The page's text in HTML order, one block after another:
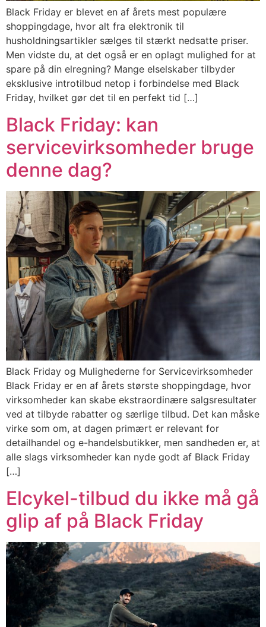
Black Friday er blevet en af årets mest populære
shoppingdage, hvor alt fra elektronik til
husholdningsartikler sælges til stærkt nedsatte priser.
Men vidste du, at det også er en oplagt mulighed for at
spare på din elregning? Mange elselskaber tilbyder
eksklusive introtilbud netop i forbindelse med Black
Friday, hvilket gør det til en perfekt tid […]
Black Friday: kan
servicevirksomheder bruge
denne dag?
Black Friday og Mulighederne for Servicevirksomheder
Black Friday er en af årets største shoppingdage, hvor
virksomheder kan skabe ekstraordinære salgsresultater
ved at tilbyde rabatter og særlige tilbud. Det kan måske
virke som om, at dagen primært er relevant for
detailhandel og e-handelsbutikker, men sandheden er, at
alle slags virksomheder kan nyde godt af Black Friday
[…]
Elcykel-tilbud du ikke må gå
glip af på Black Friday